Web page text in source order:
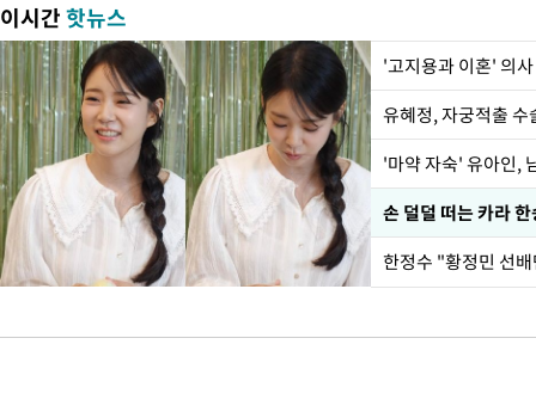
이시간핫뉴스
'고지용과 이혼' 의
유혜정, 자궁적출
'마약 자숙' 유아인,
손 덜덜 떠는 카라